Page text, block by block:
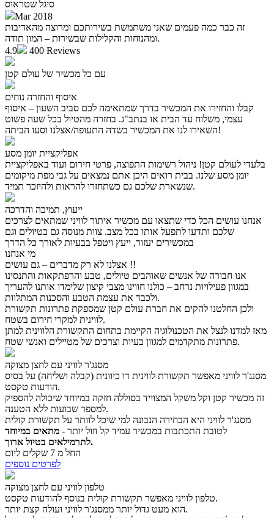
סיגל שטראוס
Mar 2018
זה כבר כמה פעמים שאני משתמשת בשירותכם ומרוצה מהאדיבות
ומהנוחות והקלילות שבשירות – המון תודה.
4.9
400 Reviews
עם כל מכשיר של עולם קטן
איסוף והחזרה נוחים
קבלו והחזירו את המכשיר בדרך שמתאימה לכם סביב השעון – איסוף
עצמי, משלוח עד הבית או בנתב"ג. בחזרה מהטיול בכל שעה פשוט
השאירו לנו את המכשיר בשדה התעופה/אצלנו וסעו הביתה!
אפליקציית יומן מסע
בלעדי לעולם קטן! ניהול רשימות התפוצה, פרטי חירום ועוד באפליקציית
יומן מסע שלנו. בבית רואים היכן אתם נמצאים על גבי מפת מיקומים
שנשארת שלכם גם כשתחזרו להראות ולהיזכר תמיד.
ייעוץ, תמיכה והדרכה
אנחנו עושים הכל כדי שתצאו עם מכשיר איתור לוויני שמתאים לצרכים
שלכם ותדעו לתפעל אותו בכל מצב. צוות מנוסה גם בטיולים וגם
במכשירים יעזור, ייעץ ויטפל בבעיות לאורך כל הדרך
מי אנחנו
אצלנו לא רק מדברים – גם עושים !!
אנו חבורה של אנשים שאוהבים טיולים, טבע והרפתקאות והתנסינו
במגוון פעילויות נרחב – כולנו חווינו מצבי קיצון שלימדו אותנו להעריך
ולכבד את עצמת הטבע והסכנות המתלוות.
ולכן החלטנו להקים את חברת עולם קטן שמספקת פתרונות תקשורת
לווינית למקרי חירום בשטח.
מאז למדנו לנצל את הטכנולוגיה הקיימת בתחום התקשורת הלווינית למתן
פתרונות מתקדמים למגוון בעיות וצרכים של מטיילים ואנשי שטח.
מסנג'ר לוויני עם לחצן מצוקה
מסנג'ר לוויני מאפשר תקשורת לווינית דו כיוונית (קבלה ושליחה) על בסיס
הודעות טקסט.
זה מכשיר קטן וקל משקל המצוייד בסוללה חזקה במיוחד שיכולה להספיק
למספר שבועות ללא הטענה.
מסנג'ר לוויני היא הבחירה הנבונה למי שיכל לוותר על תקשורת קולית
לטובת התכתבות במכשיר עמיד קל וזול יותר - מתאים במיוחד
לתרמילאים בטיול ארוך.
החל מ 7 שקלים ליום
לפרטים נוספים
טלפון לוויני עם לחצן מצוקה
טלפון לוויני מאפשר תקשורת קולית בנוסף להודעות טקסט.
הוא מעט גדול יותר ממסנג'ר לוויני ועולה קצת יותר.